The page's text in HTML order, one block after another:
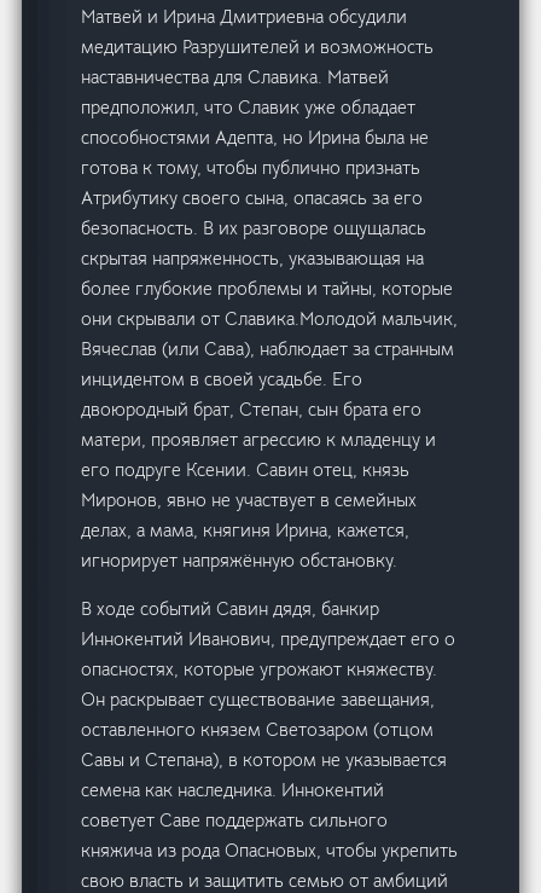
Матвей и Ирина Дмитриевна обсудили
медитацию Разрушителей и возможность
наставничества для Славика. Матвей
предположил, что Славик уже обладает
способностями Адепта, но Ирина была не
готова к тому, чтобы публично признать
Атрибутику своего сына, опасаясь за его
безопасность. В их разговоре ощущалась
скрытая напряженность, указывающая на
более глубокие проблемы и тайны, которые
они скрывали от Славика.Молодой мальчик,
Вячеслав (или Сава), наблюдает за странным
инцидентом в своей усадьбе. Его
двоюродный брат, Степан, сын брата его
матери, проявляет агрессию к младенцу и
его подруге Ксении. Савин отец, князь
Миронов, явно не участвует в семейных
делах, а мама, княгиня Ирина, кажется,
игнорирует напряжённую обстановку.
В ходе событий Савин дядя, банкир
Иннокентий Иванович, предупреждает его о
опасностях, которые угрожают княжеству.
Он раскрывает существование завещания,
оставленного князем Светозаром (отцом
Савы и Степана), в котором не указывается
семена как наследника. Иннокентий
советует Саве поддержать сильного
княжича из рода Опасновых, чтобы укрепить
свою власть и защитить семью от амбиций